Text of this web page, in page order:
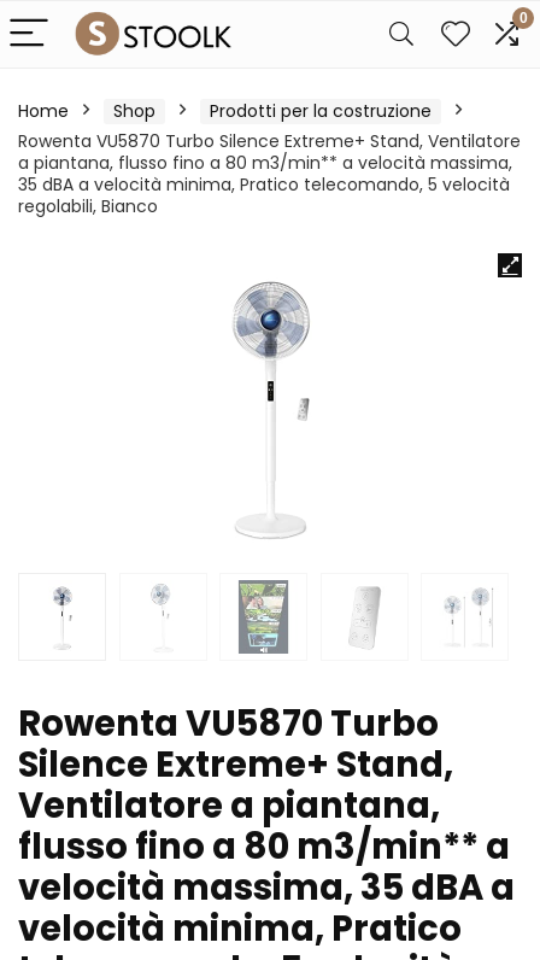
0
Home Shop
Prodotti per la costruzione
Rowenta VU5870 Turbo Silence Extreme+ Stand, Ventilatore
a piantana, flusso fino a 80 m3/min** a velocità massima,
35 dBA a velocità minima, Pratico telecomando, 5 velocità
regolabili, Bianco
Rowenta VU5870 Turbo
Silence Extreme+ Stand,
Ventilatore a piantana,
flusso fino a 80 m3/min** a
velocità massima, 35 dBA a
velocità minima, Pratico